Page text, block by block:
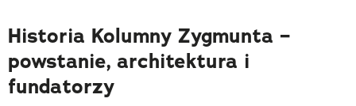
Historia Kolumny Zygmunta –
powstanie, architektura i
fundatorzy